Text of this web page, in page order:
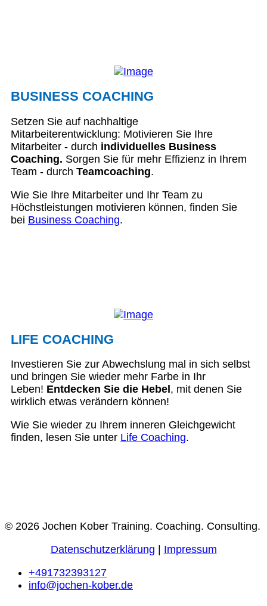
BUSINESS COACHING
Setzen Sie auf nachhaltige
Mitarbeiterentwicklung: Motivieren Sie Ihre
Mitarbeiter - durch individuelles Business
Coaching. Sorgen Sie für mehr Effizienz in Ihrem
Team - durch Teamcoaching.
Wie Sie Ihre Mitarbeiter und Ihr Team zu
Höchstleistungen motivieren können, finden Sie
bei Business Coaching.
LIFE COACHING
Investieren Sie zur Abwechslung mal in sich selbst
und bringen Sie wieder mehr Farbe in Ihr
Leben! Entdecken Sie die Hebel , mit denen Sie
wirklich etwas verändern können!
Wie Sie wieder zu Ihrem inneren Gleichgewicht
finden, lesen Sie unter Life Coaching.
© 2026 Jochen Kober Training. Coaching. Consulting.
Datenschutzerklärung
Impressum
+491732393127
info@jochen-kober.de